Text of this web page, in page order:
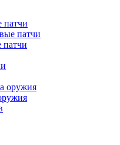
патчи
патчи
патчи
оружия